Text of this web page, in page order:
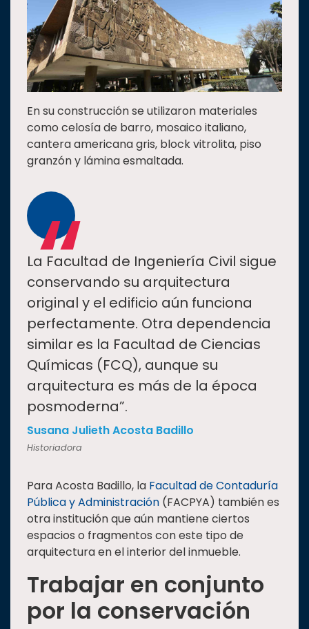
En su construcción se utilizaron materiales
como celosía de barro, mosaico italiano,
cantera americana gris, block vitrolita, piso
granzón y lámina esmaltada.
“
La Facultad de Ingeniería Civil sigue
conservando su arquitectura
original y el edificio aún funciona
perfectamente. Otra dependencia
similar es la Facultad de Ciencias
Químicas (FCQ), aunque su
arquitectura es más de la época
posmoderna”.
Susana Julieth Acosta Badillo
Historiadora
Para Acosta Badillo, la Facultad de Contaduría
Pública y Administración (FACPYA) también es
otra institución que aún mantiene ciertos
espacios o fragmentos con este tipo de
arquitectura en el interior del inmueble.
Trabajar en conjunto
por la conservación